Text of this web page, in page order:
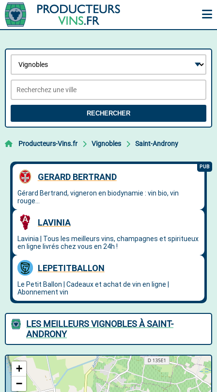
RECHERCHER
Producteurs-Vins.fr Vignobles Saint-Androny
LES MEILLEURS VIGNOBLES À SAINT-
ANDRONY
+
−